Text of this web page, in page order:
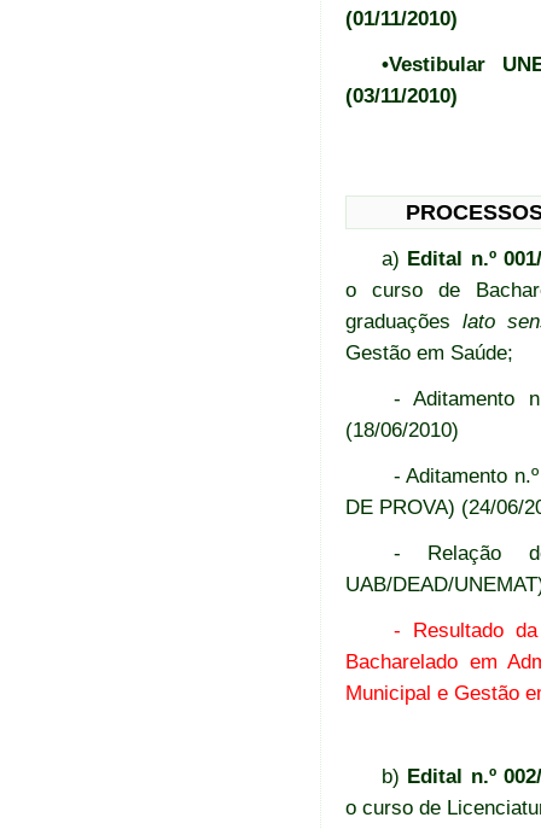
(01/11/2010)
•Vestibular
(03/11/2010)
a) Edital n.º
o curso de
graduações lato
Gestão em Saúde;
- Aditamento
(18/06/2010)
- Aditamento
DE PROVA) (24/06/
- Relação
UAB/DEAD/
- Resultado
Bacharelado em
Municipal e Gestão
b) Edital n.º
o curso de